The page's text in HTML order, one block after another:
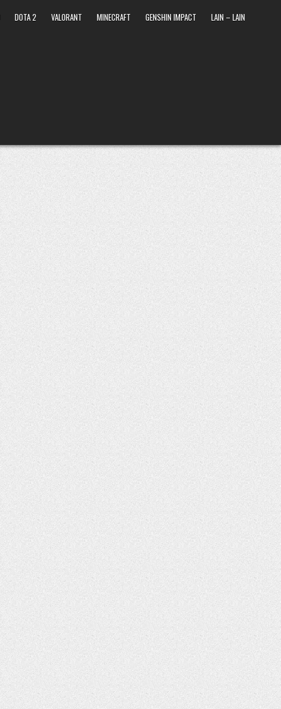
DOTA 2 VALORANT MINECRAFT GENSHIN IMPACT LAIN – LAIN